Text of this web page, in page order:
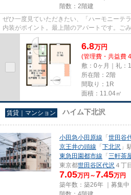
階数：2階建
ぜひ一度見ていただきたい、「ハーモニーテ
内装がポイント。最上階のアパートです。ご
いいです。杉並区の丸ノ内方南...
6.8万円
(管理費・共益費
敷：0ヶ月｜礼：
所在階：2階
間取り：1R
面積：11.04㎡
賃貸｜マンション ハイム下北沢
小田急小田原線 「 世田谷
京王井の頭線 「 下北沢 」
東急田園都市線 「 三軒茶
東京都世田谷区代沢 ４丁目
7.05万円～7.45万円
築年数：築26年 ｜募集中